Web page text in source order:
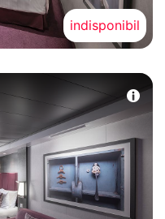
indisponibil